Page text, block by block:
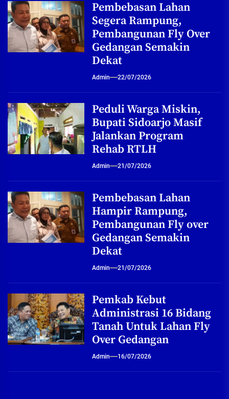
Pembebasan Lahan
Segera Rampung,
Pembangunan Fly Over
Gedangan Semakin
Dekat
Admin 22/07/2026
Peduli Warga Miskin,
Bupati Sidoarjo Masif
Jalankan Program
Rehab RTLH
Admin 21/07/2026
Pembebasan Lahan
Hampir Rampung,
Pembangunan Fly over
Gedangan Semakin
Dekat
Admin 21/07/2026
Pemkab Kebut
Administrasi 16 Bidang
Tanah Untuk Lahan Fly
Over Gedangan
Admin 16/07/2026